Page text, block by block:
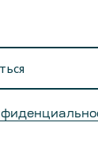
каждые 2
заказа.